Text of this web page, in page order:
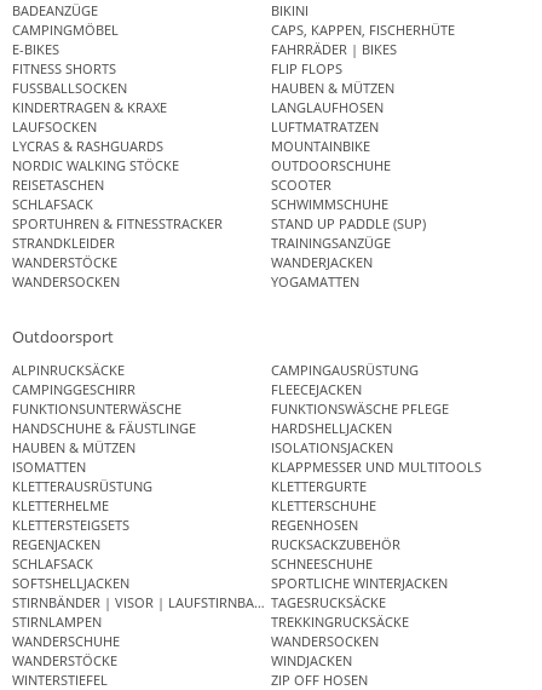
BADEANZÜGE
BIKINI
CAMPINGMÖBEL
CAPS, KAPPEN, FISCHERHÜTE
E-BIKES
FAHRRÄDER | BIKES
FITNESS SHORTS
FLIP FLOPS
FUSSBALLSOCKEN
HAUBEN & MÜTZEN
KINDERTRAGEN & KRAXE
LANGLAUFHOSEN
LAUFSOCKEN
LUFTMATRATZEN
LYCRAS & RASHGUARDS
MOUNTAINBIKE
NORDIC WALKING STÖCKE
OUTDOORSCHUHE
REISETASCHEN
SCOOTER
SCHLAFSACK
SCHWIMMSCHUHE
SPORTUHREN & FITNESSTRACKER
STAND UP PADDLE (SUP)
STRANDKLEIDER
TRAININGSANZÜGE
WANDERSTÖCKE
WANDERJACKEN
WANDERSOCKEN
YOGAMATTEN
Outdoorsport
ALPINRUCKSÄCKE
CAMPINGAUSRÜSTUNG
CAMPINGGESCHIRR
FLEECEJACKEN
FUNKTIONSUNTERWÄSCHE
FUNKTIONSWÄSCHE PFLEGE
HANDSCHUHE & FÄUSTLINGE
HARDSHELLJACKEN
HAUBEN & MÜTZEN
ISOLATIONSJACKEN
ISOMATTEN
KLAPPMESSER UND MULTITOOLS
KLETTERAUSRÜSTUNG
KLETTERGURTE
KLETTERHELME
KLETTERSCHUHE
KLETTERSTEIGSETS
REGENHOSEN
REGENJACKEN
RUCKSACKZUBEHÖR
SCHLAFSACK
SCHNEESCHUHE
SOFTSHELLJACKEN
SPORTLICHE WINTERJACKEN
STIRNBÄNDER | VISOR | LAUFSTIRNBANDTAGESRUCKSÄCKE
STIRNLAMPEN
TREKKINGRUCKSÄCKE
WANDERSCHUHE
WANDERSOCKEN
WANDERSTÖCKE
WINDJACKEN
WINTERSTIEFEL
ZIP OFF HOSEN